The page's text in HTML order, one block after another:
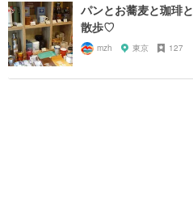
パンとお蕎麦と珈琲
散歩♡
mzh 東京 127